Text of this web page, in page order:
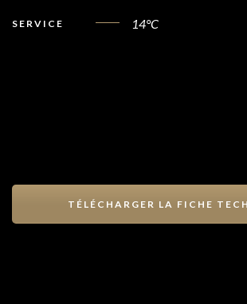
SERVICE 14°C
TÉLÉCHARGER LA FICHE